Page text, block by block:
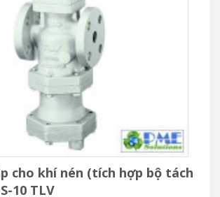
cho khí nén (tích hợp bộ tách
10 TLV